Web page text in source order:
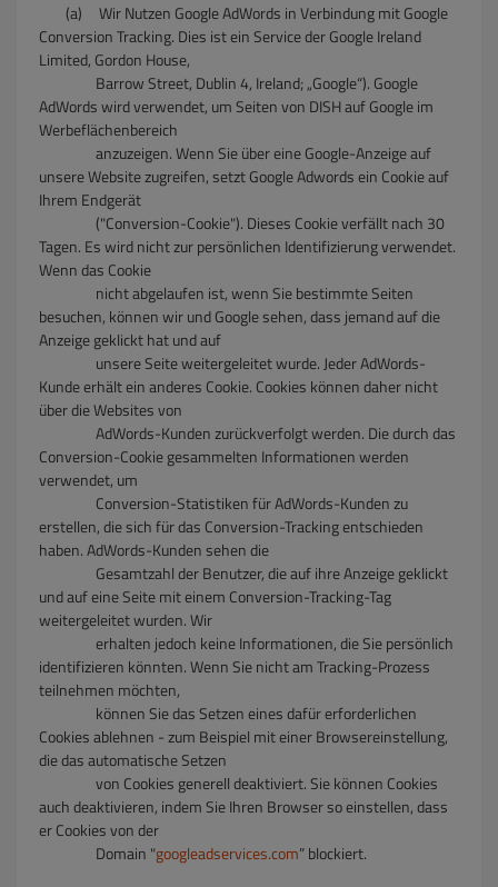
(a) Wir Nutzen Google AdWords in Verbindung mit Google
Conversion Tracking. Dies ist ein Service der Google Ireland
Limited, Gordon House,
Barrow Street, Dublin 4, Ireland; „Google“). Google
AdWords wird verwendet, um Seiten von DISH auf Google im
Werbeflächenbereich
anzuzeigen. Wenn Sie über eine Google-Anzeige auf
unsere Website zugreifen, setzt Google Adwords ein Cookie auf
Ihrem Endgerät
("Conversion-Cookie"). Dieses Cookie verfällt nach 30
Tagen. Es wird nicht zur persönlichen Identifizierung verwendet.
Wenn das Cookie
nicht abgelaufen ist, wenn Sie bestimmte Seiten
besuchen, können wir und Google sehen, dass jemand auf die
Anzeige geklickt hat und auf
unsere Seite weitergeleitet wurde. Jeder AdWords-
Kunde erhält ein anderes Cookie. Cookies können daher nicht
über die Websites von
AdWords-Kunden zurückverfolgt werden. Die durch das
Conversion-Cookie gesammelten Informationen werden
verwendet, um
Conversion-Statistiken für AdWords-Kunden zu
erstellen, die sich für das Conversion-Tracking entschieden
haben. AdWords-Kunden sehen die
Gesamtzahl der Benutzer, die auf ihre Anzeige geklickt
und auf eine Seite mit einem Conversion-Tracking-Tag
weitergeleitet wurden. Wir
erhalten jedoch keine Informationen, die Sie persönlich
identifizieren könnten. Wenn Sie nicht am Tracking-Prozess
teilnehmen möchten,
können Sie das Setzen eines dafür erforderlichen
Cookies ablehnen - zum Beispiel mit einer Browsereinstellung,
die das automatische Setzen
von Cookies generell deaktiviert. Sie können Cookies
auch deaktivieren, indem Sie Ihren Browser so einstellen, dass
er Cookies von der
Domain "googleadservices.com” blockiert.